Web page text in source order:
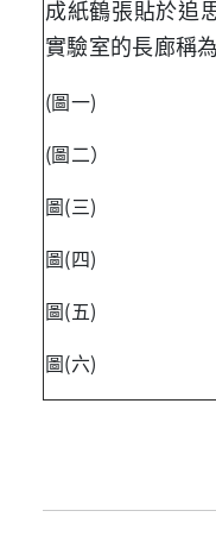
成紙鶴張貼於追
實驗室的長廊稱
(圖一)
(圖二）
圖(三)
圖(四)
圖(五)
圖(六)